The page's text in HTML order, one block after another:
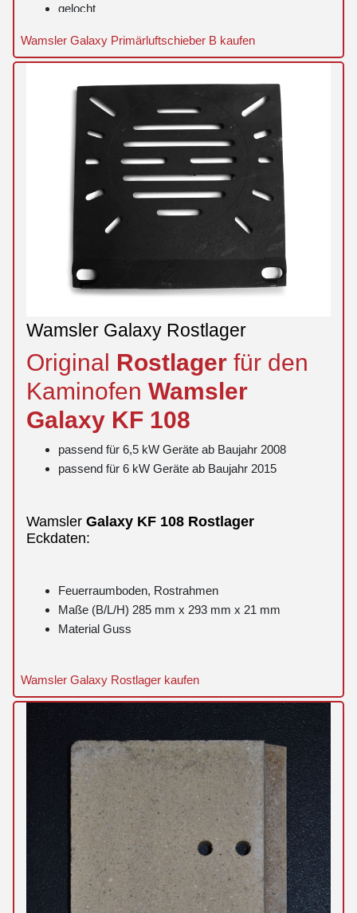
gelocht
Wamsler Galaxy Primärluftschieber B kaufen
Wamsler Galaxy Rostlager
Original Rostlager für den
Kaminofen Wamsler
Galaxy KF 108
passend für 6,5 kW Geräte ab Baujahr 2008
passend für 6 kW Geräte ab Baujahr 2015
Wamsler Galaxy KF 108 Rostlager
Eckdaten:
Feuerraumboden, Rostrahmen
Maße (B/L/H) 285 mm x 293 mm x 21 mm
Material Guss
Wamsler Galaxy Rostlager kaufen